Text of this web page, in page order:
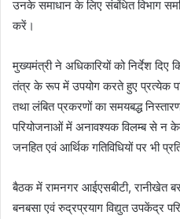
उनके समाधान के लिए संबंधित विभाग
करें।
मुख्यमंत्री ने अधिकारियों को निर्देश दिए
तंत्र के रूप में उपयोग करते हुए प्रत्येक
तथा लंबित प्रकरणों का समयबद्ध
परियोजनाओं में अनावश्यक विलम्ब से न
जनहित एवं आर्थिक गतिविधियों पर भी
बैठक में रामनगर आईएसबीटी, रानीखेत बस
बनबसा एवं रुद्रप्रयाग विद्युत उपकेंद्र